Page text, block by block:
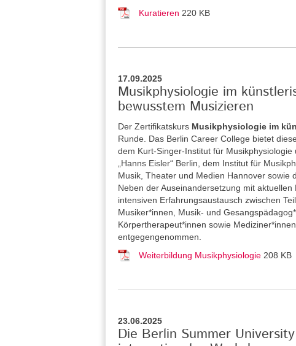
Kuratieren 220 KB
17.09.2025
Musikphysiologie im
bewusstem Musizieren
Der Zertifikatskurs Musikphysiologie im
Runde. Das Berlin Career College bietet
dem Kurt-Singer-Institut für
„Hanns Eisler“ Berlin, dem Institut für
Musik, Theater und Medien Hannover sowie
Neben der Auseinandersetzung mit
intensiven Erfahrungsaustausch zwischen
Musiker*innen, Musik- und
Körpertherapeut*innen sowie
entgegengenommen.
Weiterbildung Musikphysiologie 208 KB
23.06.2025
Die Berlin Summer